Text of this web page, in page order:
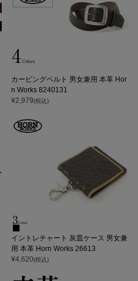
カービングベルト 男女兼用 本革 Hor
n Works 8240131
¥2,979(税込)
イントレチャート 灰皿ケース 男女兼
用 本革 Horn Works 26613
¥4,620(税込)